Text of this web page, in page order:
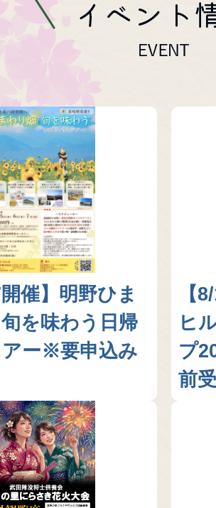
けしよう～
年05月25日
13日開催】第34回小
イ
ベ
ン
ト
情
報
EVENT
開催】明野ひま
を味わう日帰
アー※要申込み
【
ヒ
プ
前